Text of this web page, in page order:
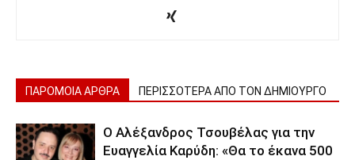
ΠΑΡΟΜΟΙΑ ΑΡΘΡΑ ΠΕΡΙΣΣΟΤΕΡΑ ΑΠΟ ΤΟΝ ΔΗΜΙΟΥΡΓΟ
Ο Αλέξανδρος Τσουβέλας για την
Ευαγγελία Καρύδη: «Θα το έκανα 500